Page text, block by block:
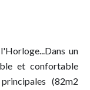
un
et confortable
(82m2